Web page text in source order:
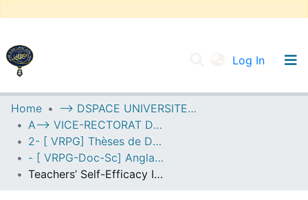
Log In
UNIVERSITY OF D.L SIDI BEL ABBES
Communities & Collections
All of DSpace
Statistics
Home
--> DSPACE UNIVERSITE DJILALLI LIABES DE SIDI BEL ABBES
A--> VICE-RECTORAT DE LA POST-GRADUATION
2- [ VRPG] Thèses de Doctorat en Sciences
- [ VRPG-Doc-Sc] Anglais --- إنجليزية
Teachers’ Self-Efficacy Improvement, A Major Concomitant for Team Teaching